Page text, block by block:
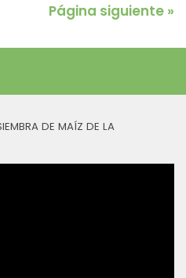
Página siguiente »
DE MAÍZ DE LA